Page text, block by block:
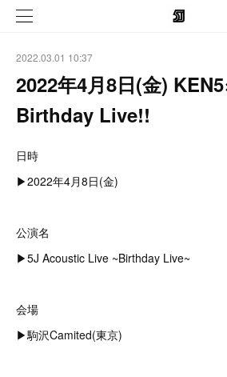
2022.03.01 10:37
2022年4月8日(金)
Birthday Live!!
日時
▶︎2022年4月8日(金)
公演名
▶︎5J Acoustic Live ~Birthday Live~
会場
▶︎駒沢Camited(東京)